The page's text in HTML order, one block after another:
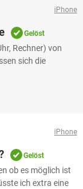
iPhone
Gelöst
Rechner) von
sich die
iPhone
Gelöst
ob es möglich ist
ich extra eine